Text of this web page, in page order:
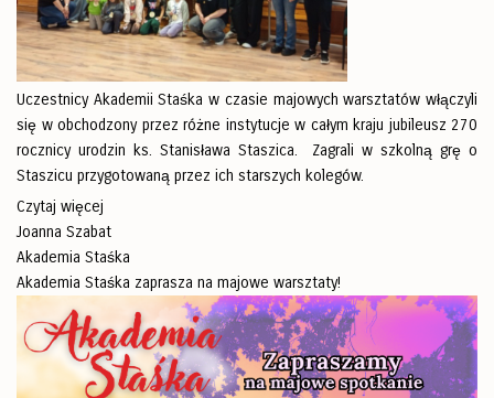
Uczestnicy Akademii Staśka w czasie majowych warsztatów włączyli
się w obchodzony przez różne instytucje w całym kraju jubileusz 270
rocznicy urodzin ks. Stanisława Staszica. Zagrali w szkolną grę o
Staszicu przygotowaną przez ich starszych kolegów.
Czytaj więcej
Joanna Szabat
Akademia Staśka
Akademia Staśka zaprasza na majowe warsztaty!